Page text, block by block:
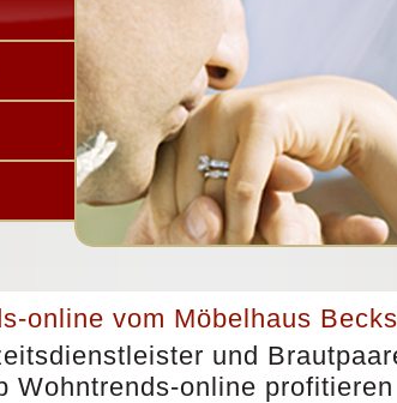
online vom Möbelhaus
und
Wohntrends-online profitieren